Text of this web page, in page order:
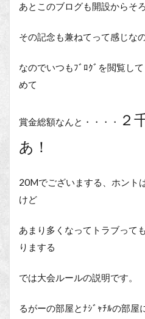
あとこのブログも開設からそ
その記念も兼ねてって感じな
なのでいつもﾌﾞﾛｸﾞを閲覧し
めて
賞金総額なんと・・・・
２
あ！
20Mでございまする、ホント
けど
あまり多くなってトラブって
りまする
では大会ルールの説明です。
るがーの部屋とﾅｼﾞｬﾁﾙの部屋